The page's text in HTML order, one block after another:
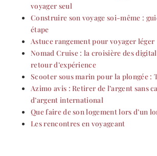
voyager seul
Construire son voyage soi-même :
étape
Astuce rangement pour voyager léger
Nomad Cruise : la croisière des
retour d’expérience
Scooter sous marin pour la plongée :
Azimo avis : Retirer de l’argent sans
d’argent international
Que faire de son logement lors d’un
Les rencontres en voyageant